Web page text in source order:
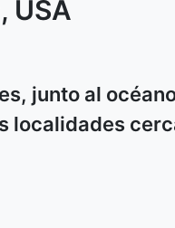
, USA
junto al
localidades